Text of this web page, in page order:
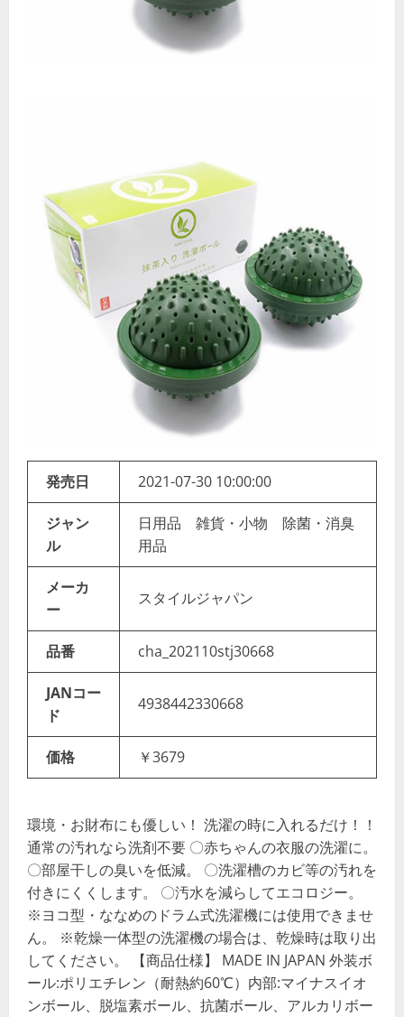
発売日 2021-07-30 10:00:00
ジャン
ル
日用品 雑貨・小物 除菌・消臭
用品
メーカ
ー
スタイルジャパン
品番 cha_202110stj30668
JANコー
ド
4938442330668
価格 ￥3679
環境・お財布にも優しい！ 洗濯の時に入れるだけ！！
通常の汚れなら洗剤不要 〇赤ちゃんの衣服の洗濯に。
〇部屋干しの臭いを低減。 〇洗濯槽のカビ等の汚れを
付きにくくします。 〇汚水を減らしてエコロジー。
※ヨコ型・ななめのドラム式洗濯機には使用できませ
ん。 ※乾燥一体型の洗濯機の場合は、乾燥時は取り出
してください。 【商品仕様】 MADE IN JAPAN 外装ボ
ール:ポリエチレン（耐熱約60℃）内部:マイナスイオ
ンボール、脱塩素ボール、抗菌ボール、アルカリボー